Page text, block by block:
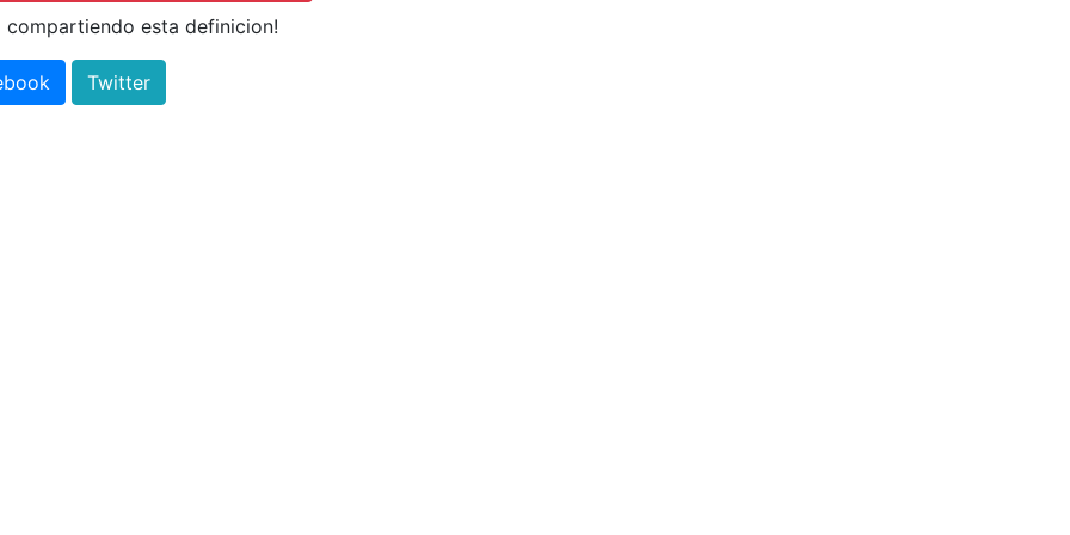
compartiendo esta definicion!
Twitter